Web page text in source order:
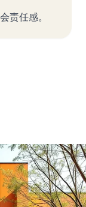
责任感。